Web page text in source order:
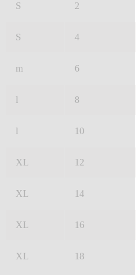
S 2
S 4
m 6
l 8
l 10
XL 12
XL 14
XL 16
XL 18